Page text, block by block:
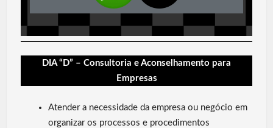
DIA “D” – Consultoria e Aconselhamento para
Empresas
Atender a necessidade da empresa ou negócio em
organizar os processos e procedimentos